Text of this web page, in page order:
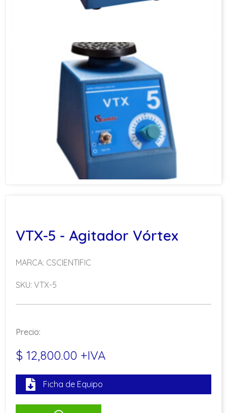
VTX-5 - Agitador Vórtex
MARCA: CSCIENTIFIC
SKU: VTX-5
Precio:
$ 12,800.00 +IVA
Ficha de Equipo